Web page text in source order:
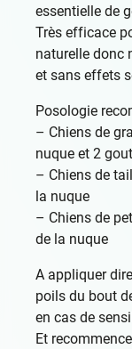
essentielle de
Très efficace
naturelle donc
et sans effets
Posologie
– Chiens de
nuque et 2
– Chiens de
la nuque
– Chiens de
de la nuque
A appliquer
poils du bout
en cas de
Et